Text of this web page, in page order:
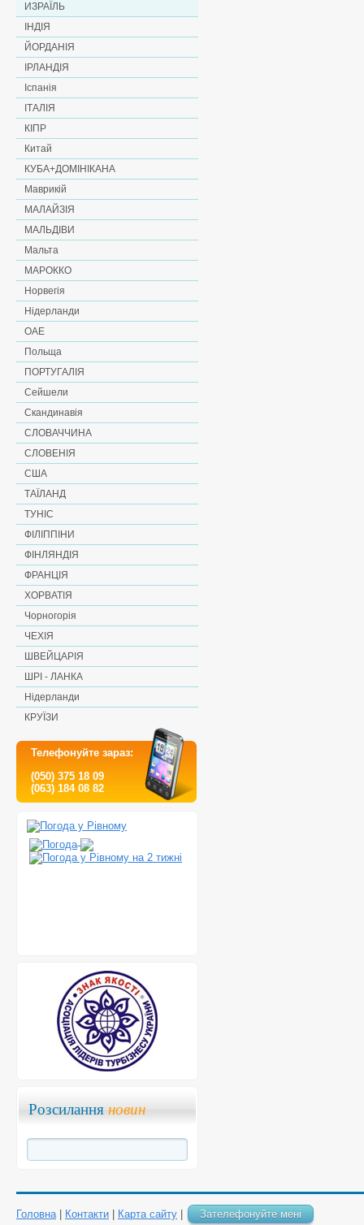
ИЗРАЇЛЬ
ІНДІЯ
ЙОРДАНІЯ
ІРЛАНДІЯ
Іспанія
ІТАЛІЯ
КІПР
Китай
КУБА+ДОМІНІКАНА
Маврикій
МАЛАЙЗІЯ
МАЛЬДІВИ
Мальта
МАРОККО
Норвегія
Нідерланди
ОАЕ
Польща
ПОРТУГАЛІЯ
Сейшели
Скандинавія
СЛОВАЧЧИНА
СЛОВЕНІЯ
США
ТАЇЛАНД
ТУНІС
ФІЛІППІНИ
ФІНЛЯНДІЯ
ФРАНЦІЯ
ХОРВАТІЯ
Чорногорія
ЧЕХІЯ
ШВЕЙЦАРІЯ
ШРІ - ЛАНКА
Нідерланди
КРУЇЗИ
Телефонуйте зараз:
(050) 375 18 09
(063) 184 08 82
Розсилання новин
Головна| Контакти Карта сайту Зателефонуйте мені